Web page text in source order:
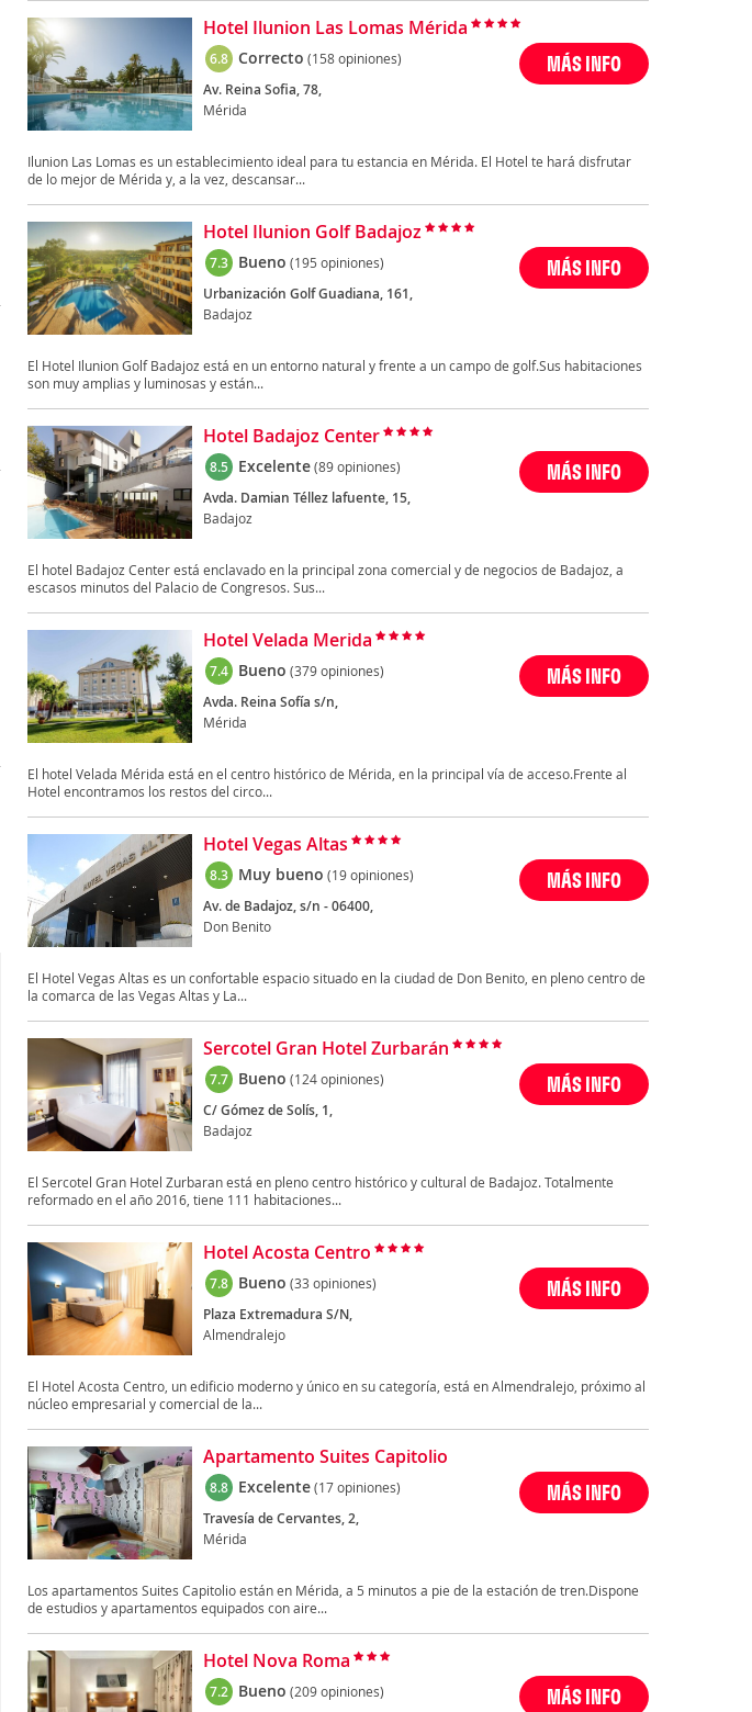
Hotel Ilunion Las Lomas Mérida
6.8 Correcto (158 opiniones)
Av. Reina Sofia, 78,
Mérida
MÁS INFO
Ilunion Las Lomas es un establecimiento ideal para tu estancia en Mérida. El Hotel te hará disfrutar
de lo mejor de Mérida y, a la vez, descansar...
Hotel Ilunion Golf Badajoz
7.3 Bueno (195 opiniones)
Urbanización Golf Guadiana, 161,
Badajoz
MÁS INFO
El Hotel Ilunion Golf Badajoz está en un entorno natural y frente a un campo de golf.Sus habitaciones
son muy amplias y luminosas y están...
Hotel Badajoz Center
8.5 Excelente(89 opiniones)
Avda. Damian Téllez lafuente, 15,
Badajoz
MÁS INFO
El hotel Badajoz Center está enclavado en la principal zona comercial y de negocios de Badajoz, a
escasos minutos del Palacio de Congresos. Sus...
Hotel Velada Merida
7.4 Bueno (379 opiniones)
Avda. Reina Sofía s/n,
Mérida
MÁS INFO
El hotel Velada Mérida está en el centro histórico de Mérida, en la principal vía de acceso.Frente al
Hotel encontramos los restos del circo...
Hotel Vegas Altas
8.3 Muy bueno (19 opiniones)
Av. de Badajoz, s/n - 06400,
Don Benito
MÁS INFO
El Hotel Vegas Altas es un confortable espacio situado en la ciudad de Don Benito, en pleno centro de
la comarca de las Vegas Altas y La...
Sercotel Gran Hotel Zurbarán
7.7 Bueno (124 opiniones)
C/ Gómez de Solís, 1,
Badajoz
MÁS INFO
El Sercotel Gran Hotel Zurbaran está en pleno centro histórico y cultural de Badajoz. Totalmente
reformado en el año 2016, tiene 111 habitaciones...
Hotel Acosta Centro
7.8 Bueno (33 opiniones)
Plaza Extremadura S/N,
Almendralejo
MÁS INFO
El Hotel Acosta Centro, un edificio moderno y único en su categoría, está en Almendralejo, próximo al
núcleo empresarial y comercial de la...
Apartamento Suites Capitolio
8.8 Excelente(17 opiniones)
Travesía de Cervantes, 2,
Mérida
MÁS INFO
Los apartamentos Suites Capitolio están en Mérida, a 5 minutos a pie de la estación de tren.Dispone
de estudios y apartamentos equipados con aire...
Hotel Nova Roma
7.2 Bueno (209 opiniones) MÁS INFO